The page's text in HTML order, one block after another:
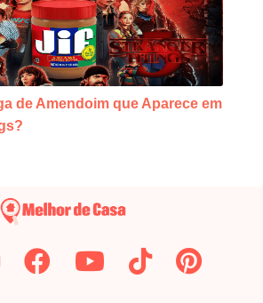
de Amendoim que Aparece em